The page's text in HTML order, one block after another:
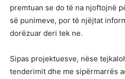
premtuan se do të na njoftojnë
së punimeve, por të njëjtat
dorëzuar deri tek ne.
Sipas projektuesve, nëse
tenderimit dhe me sipërmarrës